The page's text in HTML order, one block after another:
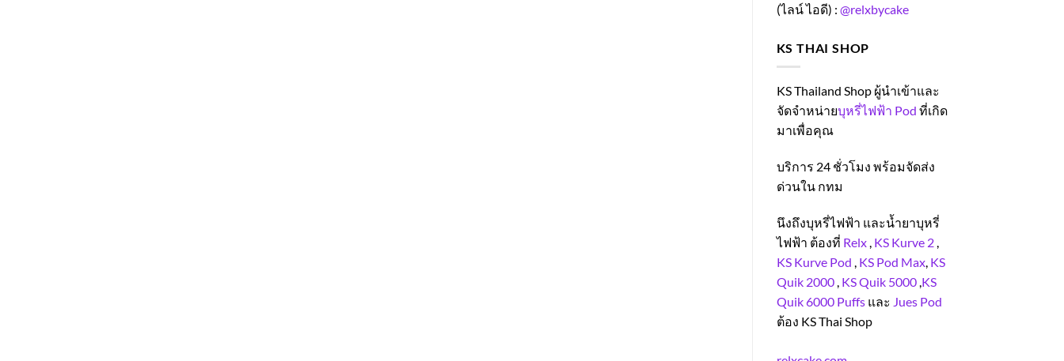
(ไลน์ ไอดี) : @relxbycake
KS THAI SHOP
KS Thailand Shop ผู้นำเข้าและ
จัดจำหน่ายบุหรี่ไฟฟ้า Pod ที่เกิด
มาเพื่อคุณ
บริการ 24 ชั่วโมง พร้อมจัดส่ง
ด่วนใน กทม
นึงถึงบุหรี่ไฟฟ้า และน้ำยาบุหรี่
ไฟฟ้า ต้องที่ Relx, KS Kurve 2,
KS Kurve Pod , KS Pod Max, KS
Quik 2000, KS Quik 5000,KS
Quik 6000 Puffsและ Jues Pod
ต้อง KS Thai Shop